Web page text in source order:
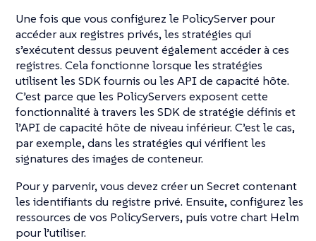
Une fois que vous configurez le PolicyServer pour
accéder aux registres privés, les stratégies qui
s’exécutent dessus peuvent également accéder à ces
registres. Cela fonctionne lorsque les stratégies
utilisent les SDK fournis ou les API de capacité hôte.
C’est parce que les PolicyServers exposent cette
fonctionnalité à travers les SDK de stratégie définis et
l’API de capacité hôte de niveau inférieur. C’est le cas,
par exemple, dans les stratégies qui vérifient les
signatures des images de conteneur.
Pour y parvenir, vous devez créer un Secret contenant
les identifiants du registre privé. Ensuite, configurez les
ressources de vos PolicyServers, puis votre chart Helm
pour l’utiliser.